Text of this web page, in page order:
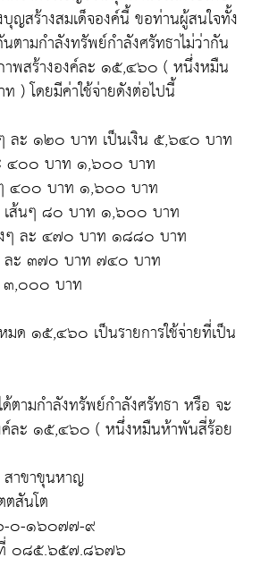
ญสร้างสมเด็จองค์นี้ ขอท่านผู้สนใจทั้ง
ตามกำลังทรัพย์กำลังศรัทธาไม่ว่ากัน
าพสร้างองค์ละ ๑๕,๔๖๐ ( หนึ่งหมืน
) โดยมีค่าใช้จ่ายดังต่อไปนี้
ละ ๑๒๐ บาท เป็นเงิน ๕,๖๔๐ บาท
๔๐๐ บาท ๑,๖๐๐ บาท
๔๐๐ บาท ๑,๖๐๐ บาท
ส้นๆ ๘๐ บาท ๑,๖๐๐ บาท
ๆ ละ ๔๗๐ บาท ๑๘๘๐ บาท
ะ ๓๗๐ บาท ๗๔๐ บาท
๓,๐๐๐ บาท
มด ๑๕,๔๖๐ เป็นรายการใช้จ่ายที่เป็น
ตามกำลังทรัพย์กำลังศรัทธา หรือ จะ
ค์ละ ๑๕,๔๖๐ ( หนึ่งหมืนห้าพันสี่ร้อย
สาขาขุนหาญ
สันโต
-๐-๑๖๐๗๗-๙
ที่ ๐๘๕.๖๕๗.๘๖๗๖